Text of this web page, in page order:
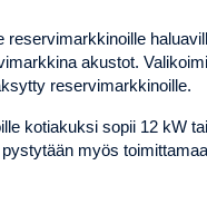
reservimarkkinoille
akustot.
reservimarkkinoille.
kotiakuksi sopii 12 kW
myös